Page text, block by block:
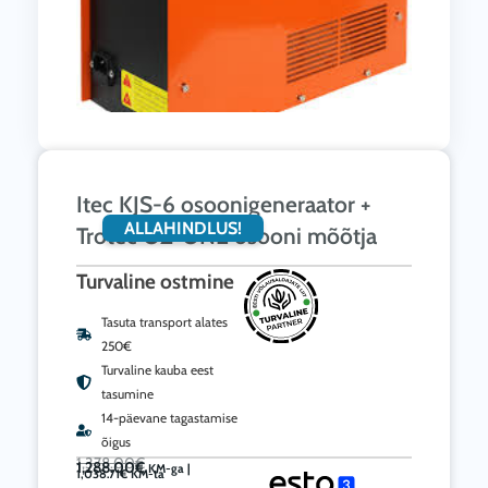
ALLAHINDLUS!
Itec KJS-6 osoonigeneraator +
Trotec OZ-ONE osooni mõõtja
Turvaline ostmine
Tasuta transport alates
250€
Turvaline kauba eest
tasumine
14-päevane tagastamise
õigus
1,378.00€Algne
hind
oli:
1,378.00€.
1,288.00€Current
price
is:
1,288.00€.
KM-ga |
1,038.71€KM-ta